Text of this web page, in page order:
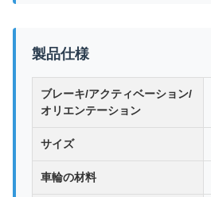
製品仕様
ブレーキ/アクティベーション/
オリエンテーション
サイズ
車輪の材料